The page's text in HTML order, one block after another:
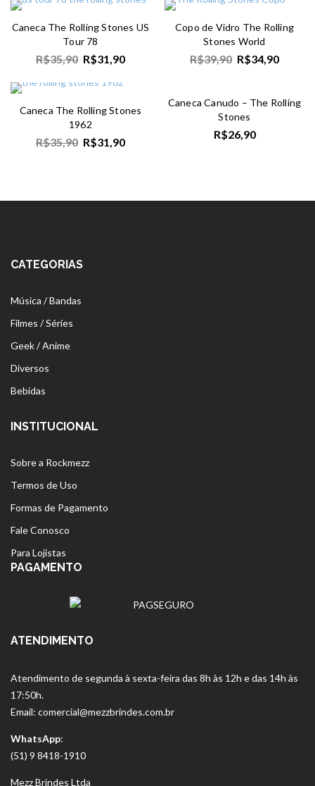
Caneca The Rolling Stones US
Tour 78
R$35,90 R$31,90
Copo de Vidro The Rolling
Stones World
R$39,90 R$34,90
Caneca The Rolling Stones
1962
R$35,90 R$31,90
Caneca Canudo – The Rolling
Stones
R$26,90
CATEGORIAS
Música / Bandas
Filmes / Séries
Geek / Anime
Diversos
Bebidas
INSTITUCIONAL
Sobre a Rockmezz
Termos de Uso
Formas de Pagamento
Fale Conosco
Para Lojistas
PAGAMENTO
ATENDIMENTO
Atendimento de segunda à sexta-feira das 8h às 12h e das 14h às
17:50h.
Email: comercial@mezzbrindes.com.br
WhatsApp:
(51) 9 8418-1910
Mezz Brindes Ltda